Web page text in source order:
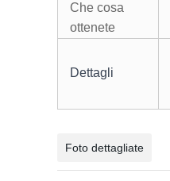
Che cosa
ottenete
Dettagli
Foto dettagliate